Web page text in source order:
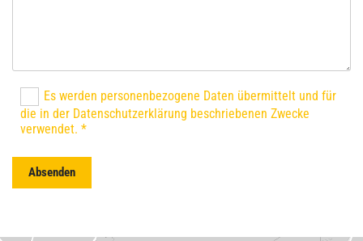
Es werden personenbezogene Daten übermittelt und für
die in der Datenschutzerklärung beschriebenen Zwecke
verwendet. *